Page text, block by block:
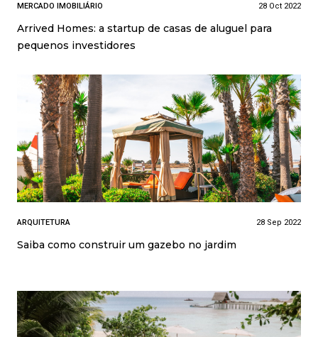
MERCADO IMOBILIÁRIO 28 Oct 2022
Arrived Homes: a startup de casas de aluguel para
pequenos investidores
ARQUITETURA 28 Sep 2022
Saiba como construir um gazebo no jardim